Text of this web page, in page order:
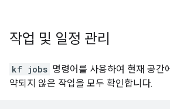
작업 및 일정 관리
kf jobs 명령어를 사용하여 현재 공간
약되지 않은 작업을 모두 확인합니다.